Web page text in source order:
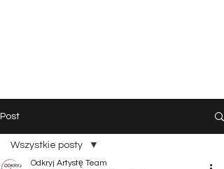
Post
Wszystkie posty
Odkryj Artystę Team